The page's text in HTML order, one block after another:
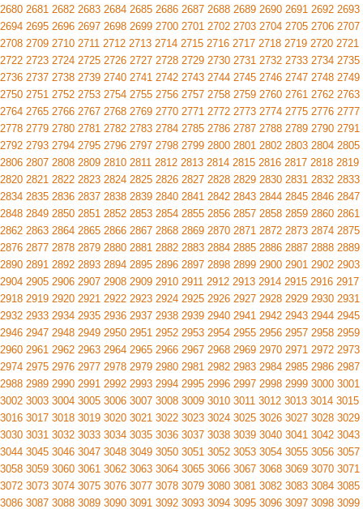
2680 2681 2682 2683 2684 2685 2686 2687 2688 2689 2690 2691 2692 2693
2694 2695 2696 2697 2698 2699 2700 2701 2702 2703 2704 2705 2706 2707
2708 2709 2710 2711 2712 2713 2714 2715 2716 2717 2718 2719 2720 2721
2722 2723 2724 2725 2726 2727 2728 2729 2730 2731 2732 2733 2734 2735
2736 2737 2738 2739 2740 2741 2742 2743 2744 2745 2746 2747 2748 2749
2750 2751 2752 2753 2754 2755 2756 2757 2758 2759 2760 2761 2762 2763
2764 2765 2766 2767 2768 2769 2770 2771 2772 2773 2774 2775 2776 2777
2778 2779 2780 2781 2782 2783 2784 2785 2786 2787 2788 2789 2790 2791
2792 2793 2794 2795 2796 2797 2798 2799 2800 2801 2802 2803 2804 2805
2806 2807 2808 2809 2810 2811 2812 2813 2814 2815 2816 2817 2818 2819
2820 2821 2822 2823 2824 2825 2826 2827 2828 2829 2830 2831 2832 2833
2834 2835 2836 2837 2838 2839 2840 2841 2842 2843 2844 2845 2846 2847
2848 2849 2850 2851 2852 2853 2854 2855 2856 2857 2858 2859 2860 2861
2862 2863 2864 2865 2866 2867 2868 2869 2870 2871 2872 2873 2874 2875
2876 2877 2878 2879 2880 2881 2882 2883 2884 2885 2886 2887 2888 2889
2890 2891 2892 2893 2894 2895 2896 2897 2898 2899 2900 2901 2902 2903
2904 2905 2906 2907 2908 2909 2910 2911 2912 2913 2914 2915 2916 2917
2918 2919 2920 2921 2922 2923 2924 2925 2926 2927 2928 2929 2930 2931
2932 2933 2934 2935 2936 2937 2938 2939 2940 2941 2942 2943 2944 2945
2946 2947 2948 2949 2950 2951 2952 2953 2954 2955 2956 2957 2958 2959
2960 2961 2962 2963 2964 2965 2966 2967 2968 2969 2970 2971 2972 2973
2974 2975 2976 2977 2978 2979 2980 2981 2982 2983 2984 2985 2986 2987
2988 2989 2990 2991 2992 2993 2994 2995 2996 2997 2998 2999 3000 3001
3002 3003 3004 3005 3006 3007 3008 3009 3010 3011 3012 3013 3014 3015
3016 3017 3018 3019 3020 3021 3022 3023 3024 3025 3026 3027 3028 3029
3030 3031 3032 3033 3034 3035 3036 3037 3038 3039 3040 3041 3042 3043
3044 3045 3046 3047 3048 3049 3050 3051 3052 3053 3054 3055 3056 3057
3058 3059 3060 3061 3062 3063 3064 3065 3066 3067 3068 3069 3070 3071
3072 3073 3074 3075 3076 3077 3078 3079 3080 3081 3082 3083 3084 3085
3086 3087 3088 3089 3090 3091 3092 3093 3094 3095 3096 3097 3098 3099